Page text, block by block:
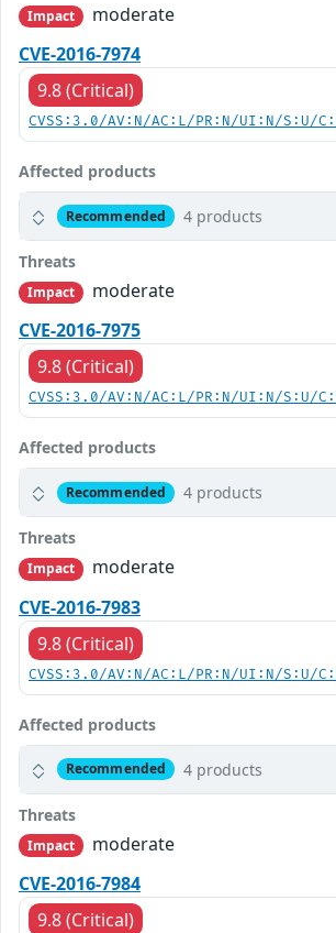
Impact
moderate
CVE-2016-7974
9.8 (Critical)
CVSS:3.0/AV:N/AC:L/PR:N/UI:N/S:U/
Affected products
Recommended 4 products
Threats
Impact
moderate
CVE-2016-7975
9.8 (Critical)
CVSS:3.0/AV:N/AC:L/PR:N/UI:N/S:U/
Affected products
Recommended 4 products
Threats
Impact
moderate
CVE-2016-7983
9.8 (Critical)
CVSS:3.0/AV:N/AC:L/PR:N/UI:N/S:U/
Affected products
Recommended 4 products
Threats
Impact
moderate
CVE-2016-7984
9.8 (Critical)